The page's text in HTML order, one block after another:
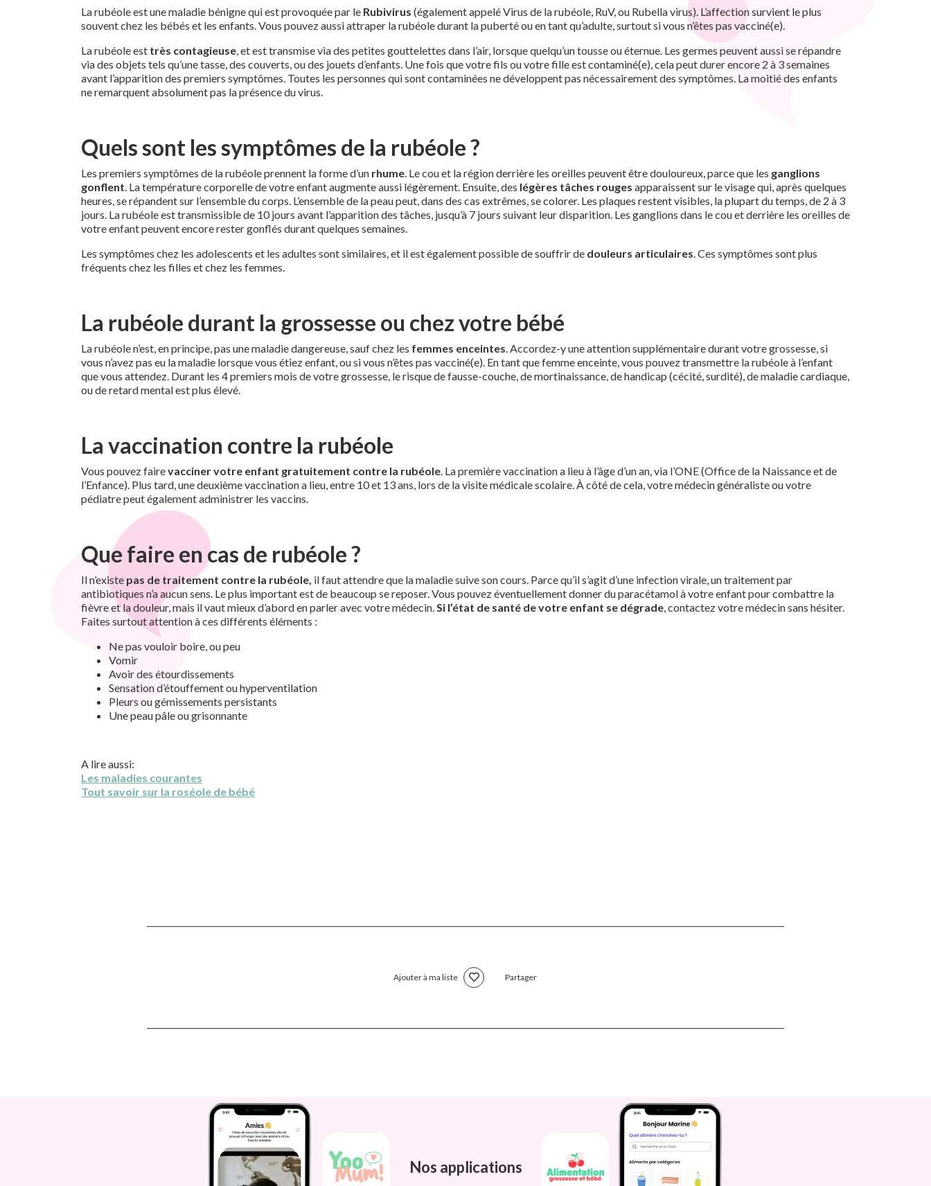
La rubéole est une maladie bénigne qui est provoquée par le Rubivirus (également appelé Virus de la rubéole, RuV, ou Rubella virus). L’affection survient le plus
souvent chez les bébés et les enfants. Vous pouvez aussi attraper la rubéole durant la puberté ou en tant qu’adulte, surtout si vous n’êtes pas vacciné(e).
La rubéole est très contagieuse, et est transmise via des petites gouttelettes dans l’air, lorsque quelqu’un tousse ou éternue. Les germes peuvent aussi se répandre
via des objets tels qu’une tasse, des couverts, ou des jouets d’enfants. Une fois que votre fils ou votre fille est contaminé(e), cela peut durer encore 2 à 3 semaines
avant l’apparition des premiers symptômes. Toutes les personnes qui sont contaminées ne développent pas nécessairement des symptômes. La moitié des enfants
ne remarquent absolument pas la présence du virus.
Quels sont les symptômes de la rubéole ?
Les premiers symptômes de la rubéole prennent la forme d’un rhume. Le cou et la région derrière les oreilles peuvent être douloureux, parce que les ganglions
gonflent. La température corporelle de votre enfant augmente aussi légèrement. Ensuite, des légères tâches rouges apparaissent sur le visage qui, après quelques
heures, se répandent sur l’ensemble du corps. L’ensemble de la peau peut, dans des cas extrêmes, se colorer. Les plaques restent visibles, la plupart du temps, de 2 à 3
jours. La rubéole est transmissible de 10 jours avant l’apparition des tâches, jusqu’à 7 jours suivant leur disparition. Les ganglions dans le cou et derrière les oreilles de
votre enfant peuvent encore rester gonflés durant quelques semaines.
Les symptômes chez les adolescents et les adultes sont similaires, et il est également possible de souffrir de douleurs articulaires. Ces symptômes sont plus
fréquents chez les filles et chez les femmes.
La rubéole durant la grossesse ou chez votre bébé
La rubéole n’est, en principe, pas une maladie dangereuse, sauf chez les femmes enceintes. Accordez-y une attention supplémentaire durant votre grossesse, si
vous n’avez pas eu la maladie lorsque vous étiez enfant, ou si vous n’êtes pas vacciné(e). En tant que femme enceinte, vous pouvez transmettre la rubéole à l’enfant
que vous attendez. Durant les 4 premiers mois de votre grossesse, le risque de fausse-couche, de mortinaissance, de handicap (cécité, surdité), de maladie cardiaque,
ou de retard mental est plus élevé.
La vaccination contre la rubéole
Vous pouvez fairevacciner votre enfant gratuitement contre la rubéole. La première vaccination a lieu à l’âge d’un an, via l’ONE (Office de la Naissance et de
l’Enfance). Plus tard, une deuxième vaccination a lieu, entre 10 et 13 ans, lors de la visite médicale scolaire. À côté de cela, votre médecin généraliste ou votre
pédiatre peut également administrer les vaccins.
Que faire en cas de rubéole ?
Il n’existe pas de traitement contre la rubéole, il faut attendre que la maladie suive son cours. Parce qu’il s’agit d’une infection virale, un traitement par
antibiotiques n’a aucun sens. Le plus important est de beaucoup se reposer. Vous pouvez éventuellement donner du paracétamol à votre enfant pour combattre la
fièvre et la douleur, mais il vaut mieux d’abord en parler avec votre médecin.Si l’état de santé de votre enfant se dégrade, contactez votre médecin sans hésiter.
Faites surtout attention à ces différents éléments :
Ne pas vouloir boire, ou peu
Vomir
Avoir des étourdissements
Sensation d’étouffement ou hyperventilation
Pleurs ou gémissements persistants
Une peau pâle ou grisonnante
A lire aussi:
Les maladies courantes
Tout savoir sur la roséole de bébé
Ajouter à ma liste Partager
Nos applications